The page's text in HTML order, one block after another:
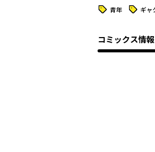
タグ 青年 タグ ギャ
コミックス情報